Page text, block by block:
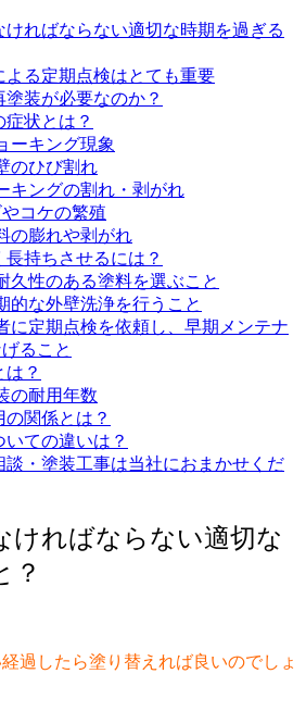
ければならない適切な時期を過ぎる
よる定期点検はとても重要
装が必要なのか？
状とは？
ーキング現象
のひび割れ
キングの割れ・剥がれ
コケの繁殖
の膨れや剥がれ
持ちさせるには？
久性のある塗料を選ぶこと
的な外壁洗浄を行うこと
に定期点検を依頼し、早期メンテナ
ること
？
の耐用年数
関係とは？
ての違いは？
談・塗装工事は当社におまかせくだ
ければならない適切な
？
過したら塗り替えれば良いのでしょ